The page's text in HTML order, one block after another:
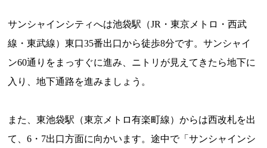
サンシャインシティへは池袋駅（JR・東京メトロ・西武
線・東武線）東口35番出口から徒歩8分です。サンシャイ
ン60通りをまっすぐに進み、ニトリが見えてきたら地下に
入り、地下通路を進みましょう。
また、東池袋駅（東京メトロ有楽町線）からは西改札を出
て、6・7出口方面に向かいます。途中で「サンシャインシ